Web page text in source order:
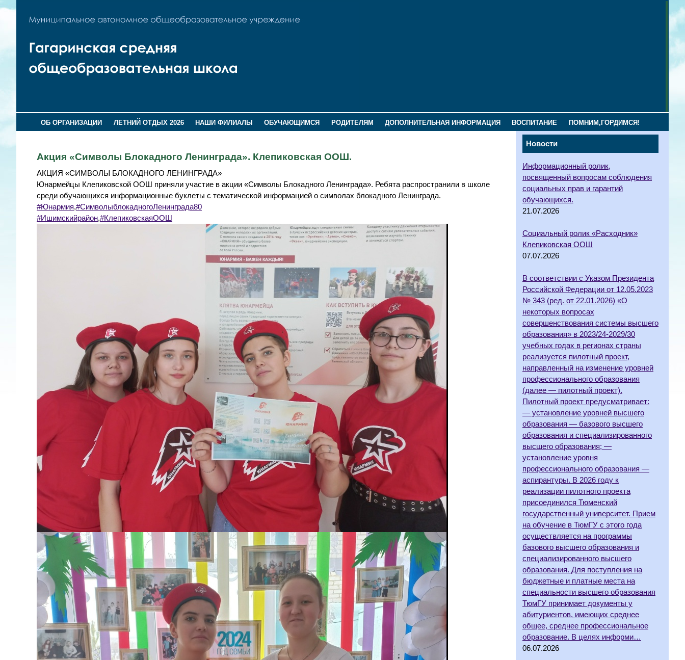
ОБ ОРГАНИЗАЦИИ ЛЕТНИЙ ОТДЫХ 2026 НАШИ ФИЛИАЛЫ ОБУЧАЮЩИМСЯ РОДИТЕЛЯМ ДОПОЛНИТЕЛЬНАЯ ИНФОРМАЦИЯ ВОСПИТАНИЕ ПОМНИМ,ГОРДИМСЯ!
Новости
Информационный ролик,
посвященный вопросам соблюдения
социальных прав и гарантий
обучающихся.
21.07.2026
Социальный ролик «Расходник»
Клепиковская ООШ
07.07.2026
В соответствии с Указом Президента
Российской Федерации от 12.05.2023
№ 343 (ред. от 22.01.2026) «О
некоторых вопросах
совершенствования системы высшего
образования» в 2023/24-2029/30
учебных годах в регионах страны
реализуется пилотный проект,
направленный на изменение уровней
профессионального образования
(далее — пилотный проект).
Пилотный проект предусматривает:
— установление уровней высшего
образования — базового высшего
образования и специализированного
высшего образования; —
установление уровня
профессионального образования —
аспирантуры. В 2026 году к
реализации пилотного проекта
присоединился Тюменский
государственный университет. Прием
на обучение в ТюмГУ с этого года
осуществляется на программы
базового высшего образования и
специализированного высшего
образования. Для поступления на
бюджетные и платные места на
специальности высшего образования
ТюмГУ принимает документы у
абитуриентов, имеющих среднее
общее, среднее профессиональное
образование. В целях информи…
06.07.2026
Акция «Символы Блокадного Ленинграда». Клепиковская ООШ.
АКЦИЯ «СИМВОЛЫ БЛОКАДНОГО ЛЕНИНГРАДА»
Юнармейцы Клепиковской ООШ приняли участие в акции «Символы Блокадного Ленинграда». Ребята распространили в школе
среди обучающихся информационные буклеты с тематической информацией о символах блокадного Ленинграда.
#Юнармия,#СимволыблокадногоЛенинграда80
#Ишимскийрайон,#КлепиковскаяООШ